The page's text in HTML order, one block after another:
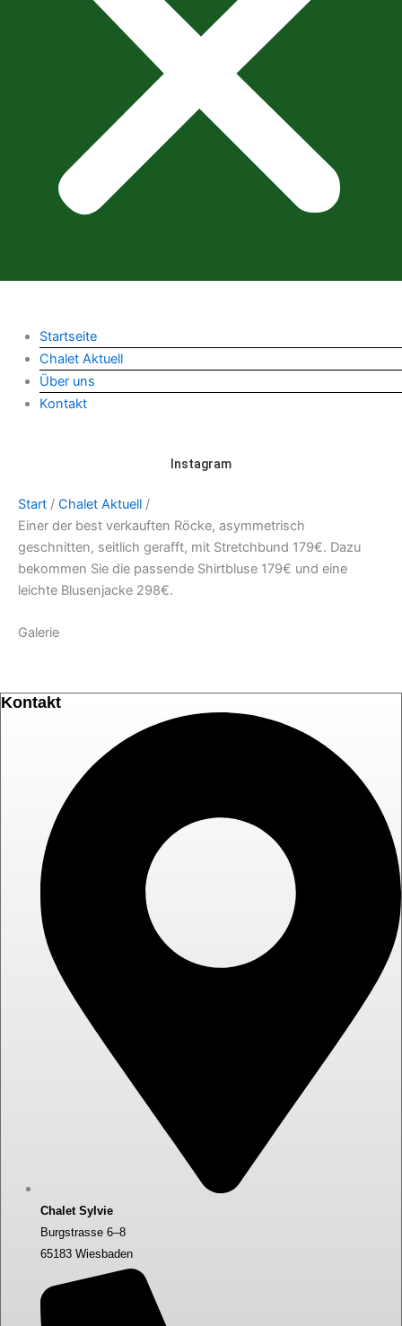
Startseite
Chalet Aktuell
Über uns
Kontakt
Instagram
Start / Chalet Aktuell /
Einer der best verkauften Röcke, asymmetrisch
geschnitten, seitlich gerafft, mit Stretchbund 179€. Dazu
bekommen Sie die passende Shirtbluse 179€ und eine
leichte Blusenjacke 298€.
Galerie
Kontakt
Chalet Sylvie
Burgstrasse 6–8
65183 Wiesbaden